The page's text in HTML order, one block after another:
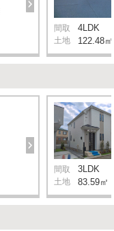
間取 4LDK
土地 122.48㎡
間取 3LDK
土地 83.59㎡